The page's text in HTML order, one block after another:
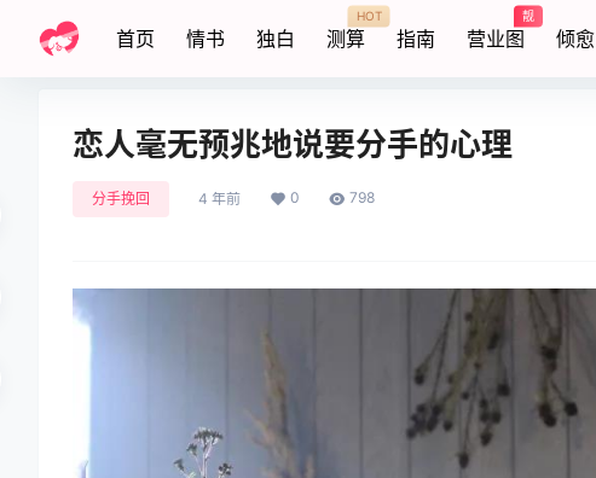
首页 情书 独白 测算
HOT
指南 营业图
靓
倾愈
恋人毫无预兆地说要分手的心理
分手挽回 4 年前 0 798